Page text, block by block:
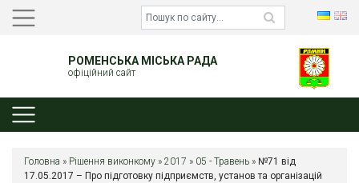
РОМЕНСЬКА МІСЬКА РАДА
офіційний сайт
Головна » Рішення виконкому » 2017 » 05 - Травень » №71 від
17.05.2017 – Про підготовку підприємств, установ та організацій